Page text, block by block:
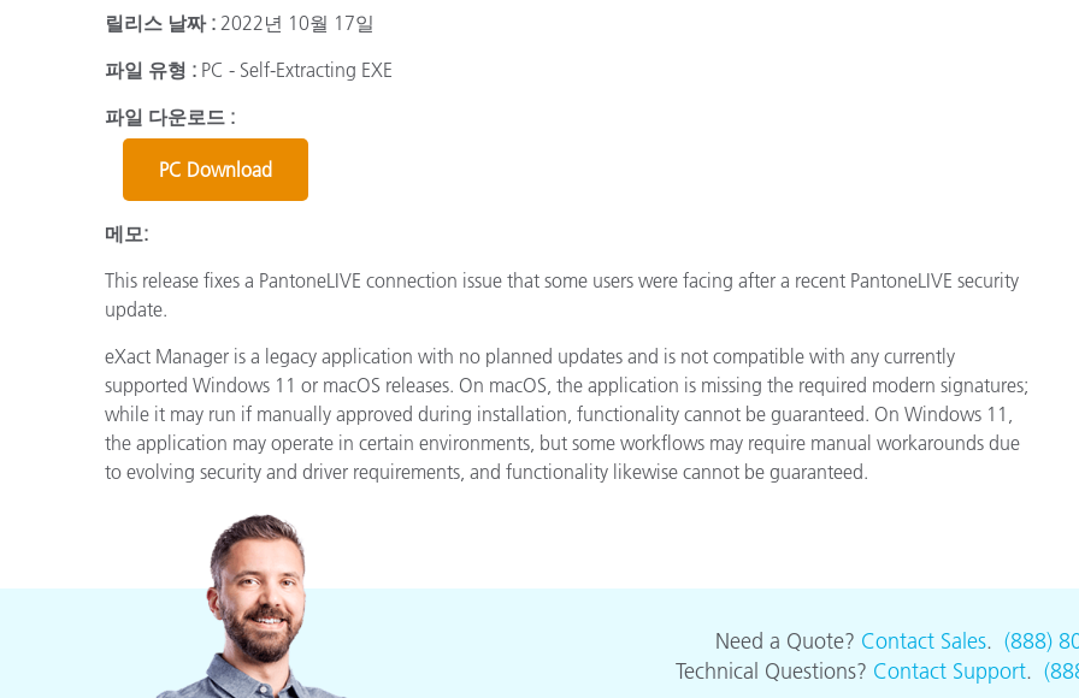
플라스틱
릴리스 날짜 : 2022년 10월 17일
파일 유형 : PC - Self-Extracting EXE
파일 다운로드 :
PC Download
메모:
This release fixes a PantoneLIVE connection issue that some users were facing after a recent PantoneLIVE security
update.
eXact Manager is a legacy application with no planned updates and is not compatible with any currently
supported Windows 11 or macOS releases. On macOS, the application is missing the required modern signatures;
while it may run if manually approved during installation, functionality cannot be guaranteed. On Windows 11,
the application may operate in certain environments, but some workflows may require manual workarounds due
to evolving security and driver requirements, and functionality likewise cannot be guaranteed.
Need a Quote? Contact Sales. (888)
Technical Questions? Contact Support.